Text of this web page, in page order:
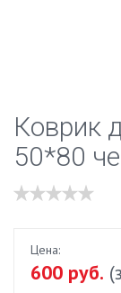
Коврик
50*80
Цена:
600 руб.